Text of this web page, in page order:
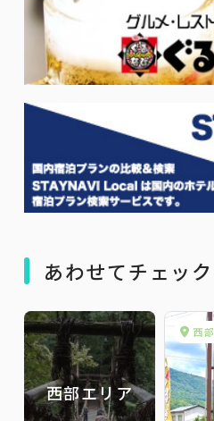
あわせてチェック
西部エリア
西部